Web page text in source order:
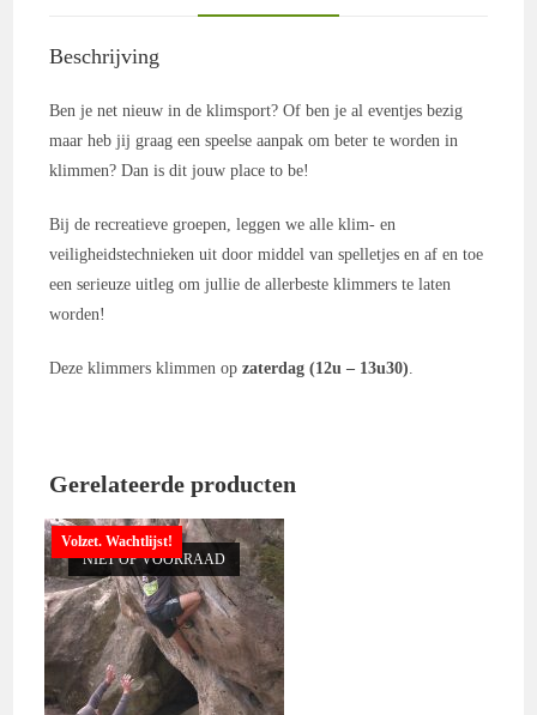
Beschrijving
Ben je net nieuw in de klimsport? Of ben je al eventjes bezig
maar heb jij graag een speelse aanpak om beter te worden in
klimmen? Dan is dit jouw place to be!
Bij de recreatieve groepen, leggen we alle klim- en
veiligheidstechnieken uit door middel van spelletjes en af en toe
een serieuze uitleg om jullie de allerbeste klimmers te laten
worden!
Deze klimmers klimmen opzaterdag (12u – 13u30).
Gerelateerde producten
Volzet. Wachtlijst!
NIET OP VOORRAAD